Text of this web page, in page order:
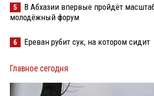
5
В Абхазии впервые пройдёт
молодёжный форум
6 Ереван рубит сук, на котором сидит
Главное сегодня